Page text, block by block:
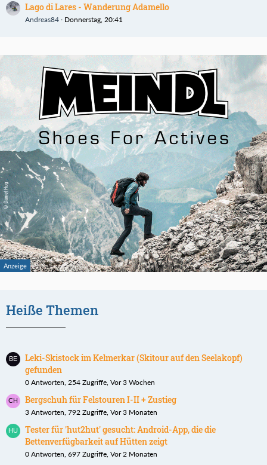
Lago di Lares - Wanderung Adamello
Andreas84 Donnerstag, 20:41
Heiße Themen
Leki-Skistock im Kelmerkar (Skitour auf den Seelakopf)
gefunden
0 Antworten, 254 Zugriffe, Vor 3 Wochen
Bergschuh für Felstouren I-II + Zustieg
3 Antworten, 792 Zugriffe, Vor 3 Monaten
Tester für 'hut2hut' gesucht: Android-App, die die
Bettenverfügbarkeit auf Hütten zeigt
0 Antworten, 697 Zugriffe, Vor 2 Monaten